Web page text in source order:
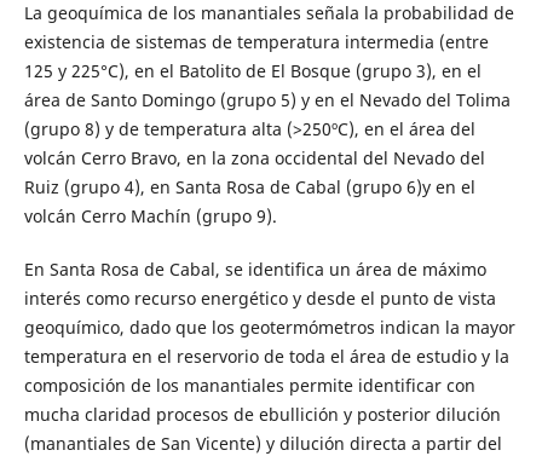
La geoquímica de los manantiales señala la probabilidad de
existencia de sistemas de temperatura intermedia (entre
125 y 225°C), en el Batolito de El Bosque (grupo 3), en el
área de Santo Domingo (grupo 5) y en el Nevado del Tolima
(grupo 8) y de temperatura alta (>250ºC), en el área del
volcán Cerro Bravo, en la zona occidental del Nevado del
Ruiz (grupo 4), en Santa Rosa de Cabal (grupo 6)y en el
volcán Cerro Machín (grupo 9).
En Santa Rosa de Cabal, se identifica un área de máximo
interés como recurso energético y desde el punto de vista
geoquímico, dado que los geotermómetros indican la mayor
temperatura en el reservorio de toda el área de estudio y la
composición de los manantiales permite identificar con
mucha claridad procesos de ebullición y posterior dilución
(manantiales de San Vicente) y dilución directa a partir del